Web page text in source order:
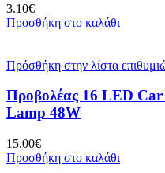
3.10€
Προσθήκη στο καλάθι
Πρόσθήκη στην λίστα
Προβολέας 16 LED
Lamp 48W
15.00€
Προσθήκη στο καλάθι